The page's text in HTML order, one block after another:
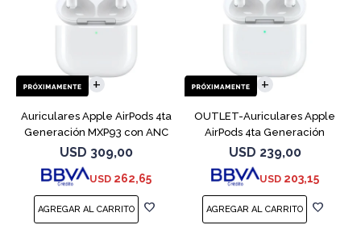
Auriculares Apple AirPods 4ta
Generación MXP93 con ANC
USD 309,00
USD 262,65
OUTLET-Auriculares Apple
AirPods 4ta Generación
MXP63 White
USD 239,00
USD 203,15